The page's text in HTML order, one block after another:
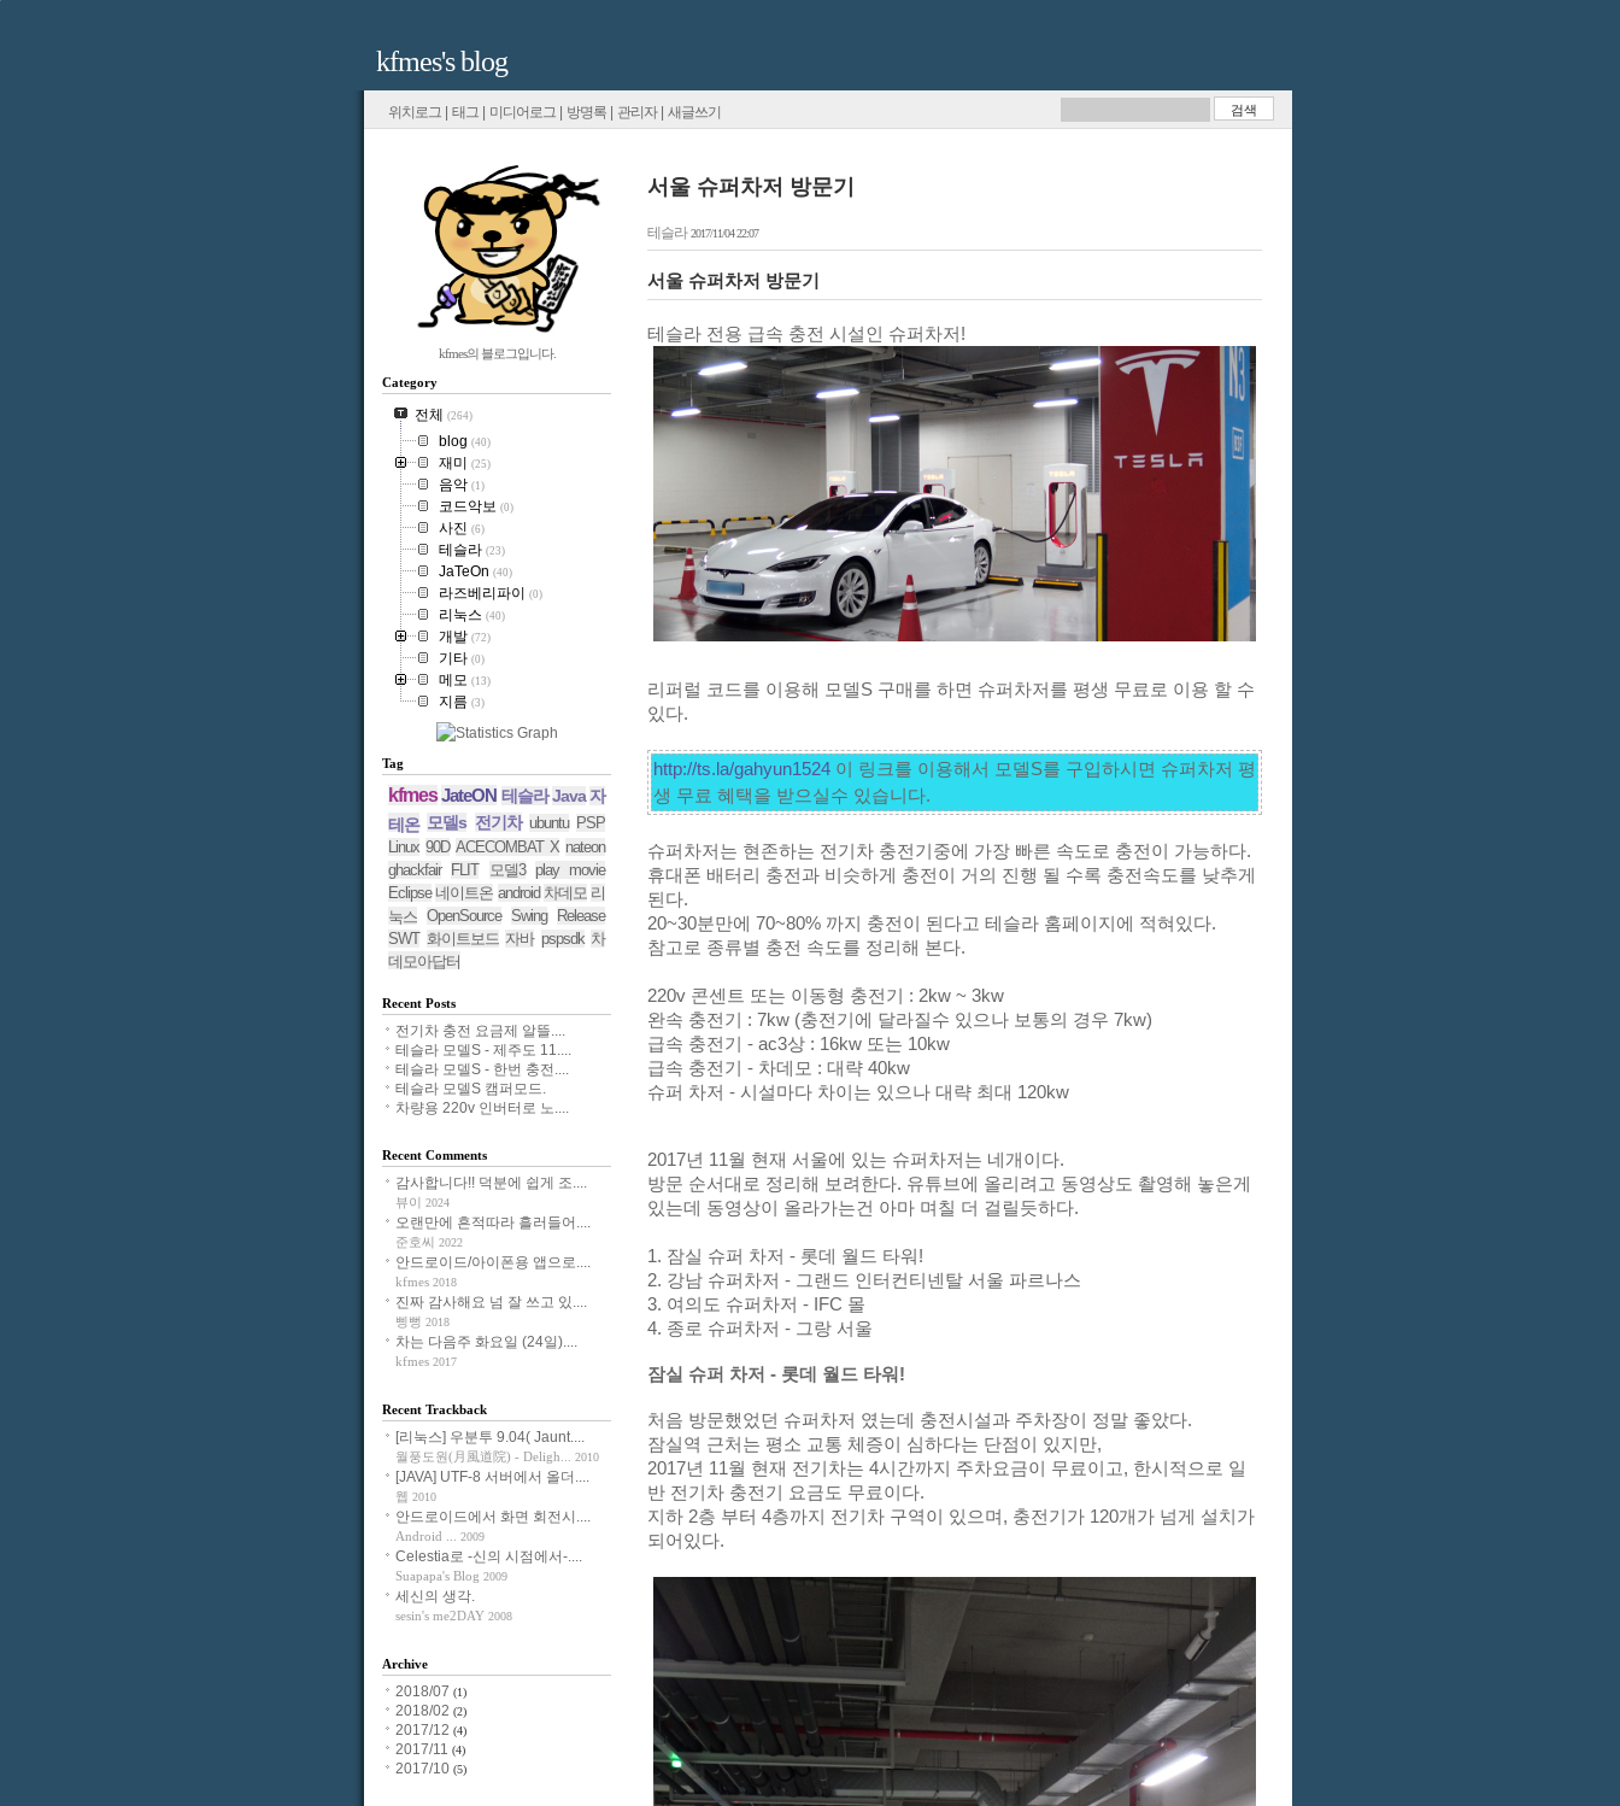
kfmes's blog
위치로그 태그 미디어로그 방명록 관리자| 새글쓰기
서울 슈퍼차저 방문기
테슬라 2017/11/04 22:07
서울 슈퍼차저 방문기
테슬라 전용 급속 충전 시설인 슈퍼차저!
리퍼럴 코드를 이용해 모델S 구매를 하면 슈퍼차저를 평생 무료로 이용 할 수
있다.
http://ts.la/gahyun1524 이 링크를 이용해서 모델S를 구입하시면 슈퍼차저 평
슈퍼차저는 현존하는 전기차 충전기중에 가장 빠른 속도로 충전이 가능하다.
휴대폰 배터리 충전과 비슷하게 충전이 거의 진행 될 수록 충전속도를 낮추게
된다.
20~30분만에 70~80% 까지 충전이 된다고 테슬라 홈페이지에 적혀있다.
참고로 종류별 충전 속도를 정리해 본다.
220v 콘센트 또는 이동형 충전기 : 2kw ~ 3kw
완속 충전기 : 7kw (충전기에 달라질수 있으나 보통의 경우 7kw)
급속 충전기 - ac3상 : 16kw 또는 10kw
급속 충전기 - 차데모 : 대략 40kw
슈퍼 차저 - 시설마다 차이는 있으나 대략 최대 120kw
2017년 11월 현재 서울에 있는 슈퍼차저는 네개이다.
방문 순서대로 정리해 보려한다. 유튜브에 올리려고 동영상도 촬영해 놓은게
있는데 동영상이 올라가는건 아마 며칠 더 걸릴듯하다.
1. 잠실 슈퍼 차저 - 롯데 월드 타워!
2. 강남 슈퍼차저 - 그랜드 인터컨티넨탈 서울 파르나스
3. 여의도 슈퍼차저 - IFC 몰
4. 종로 슈퍼차저 - 그랑 서울
잠실 슈퍼 차저 - 롯데 월드 타워!
처음 방문했었던 슈퍼차저 였는데 충전시설과 주차장이 정말 좋았다.
잠실역 근처는 평소 교통 체증이 심하다는 단점이 있지만,
2017년 11월 현재 전기차는 4시간까지 주차요금이 무료이고, 한시적으로 일
반 전기차 충전기 요금도 무료이다.
지하 2층 부터 4층까지 전기차 구역이 있으며, 충전기가 120개가 넘게 설치가
되어있다.
kfmes의 블로그입니다.
Category
전체 (264)
blog (40)
재미 (25)
음악 (1)
코드악보 (0)
사진 (6)
테슬라 (23)
JaTeOn (40)
라즈베리파이 (0)
리눅스 (40)
개발 (72)
기타 (0)
메모 (13)
지름 (3)
Tag
kfmesJateON 테슬라 Java 자
테온 모델s 전기차 ubuntu PSP
Linux 90D ACECOMBAT X nateon
ghackfair
FLIT 모델3
play movie
Eclipse 네이트온 android 차데모 리
눅스 OpenSource Swing
Release
SWT 화이트보드 자바 pspsdk 차
데모아답터
Recent Posts
전기차 충전 요금제 알뜰....
테슬라 모델S - 제주도 11....
테슬라 모델S - 한번 충전....
테슬라 모델S 캠퍼모드.
차량용 220v 인버터로 노....
Recent Comments
감사합니다!! 덕분에 쉽게 조....
뷰이 2024
오랜만에 흔적따라 흘러들어....
준호씨 2022
안드로이드/아이폰용 앱으로....
kfmes 2018
진짜 감사해요 넘 잘 쓰고 있....
삥뻥 2018
차는 다음주 화요일 (24일)....
kfmes 2017
Recent Trackback
[리눅스] 우분투 9.04( Jaunt....
월풍도원(月風道院) - Deligh... 2010
[JAVA] UTF-8 서버에서 올더....
웹 2010
안드로이드에서 화면 회전시....
Android ... 2009
Celestia로 -신의 시점에서-....
Suapapa's Blog 2009
세신의 생각.
sesin's me2DAY 2008
Archive
2018/07 (1)
2018/02 (2)
2017/12 (4)
2017/11 (4)
2017/10 (5)